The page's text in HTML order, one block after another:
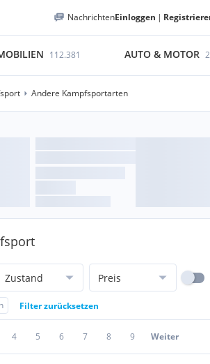
NachrichtenEinloggen |
112.381 AUTO & MOTOR
Andere Kampfsportarten
Zustand Preis
Filter zurücksetzen
4 5 6 7 8 9 Weiter